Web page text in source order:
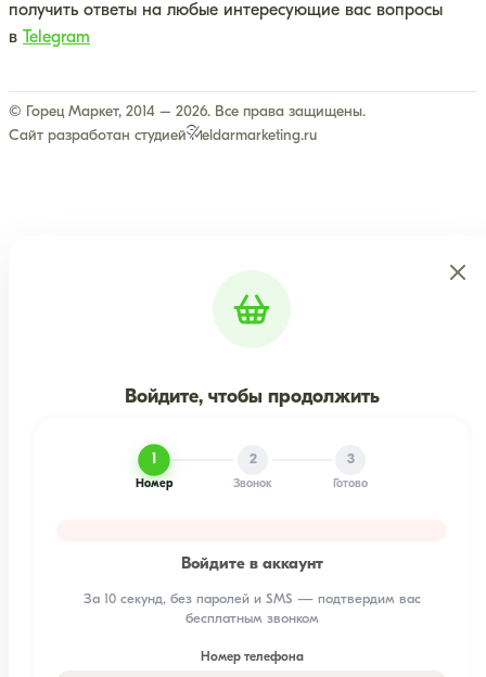
получить ответы на любые интересующие вас вопросы
в
Telegram
© Горец Маркет, 2014 – 2026. Все права защищены.
Сайт разработан студией
eldarmarketing.ru
Войдите, чтобы продолжить
1
Номер
2
Звонок
3
Готово
Войдите в аккаунт
За 10 секунд, без паролей и SMS — подтвердим вас
бесплатным звонком
Номер телефона